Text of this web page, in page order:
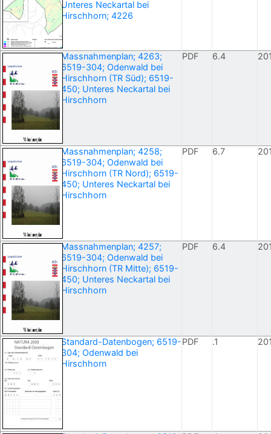
Unteres Neckartal bei
Hirschhorn; 4226
Massnahmenplan; 4263;
6519-304; Odenwald bei
Hirschhorn (TR Süd); 6519-
450; Unteres Neckartal bei
Hirschhorn
PDF 6.4
Massnahmenplan; 4258;
6519-304; Odenwald bei
Hirschhorn (TR Nord); 6519-
450; Unteres Neckartal bei
Hirschhorn
PDF 6.7
Massnahmenplan; 4257;
6519-304; Odenwald bei
Hirschhorn (TR Mitte); 6519-
450; Unteres Neckartal bei
Hirschhorn
PDF 6.4
Standard-Datenbogen; 6519-
304; Odenwald bei
Hirschhorn
PDF .1